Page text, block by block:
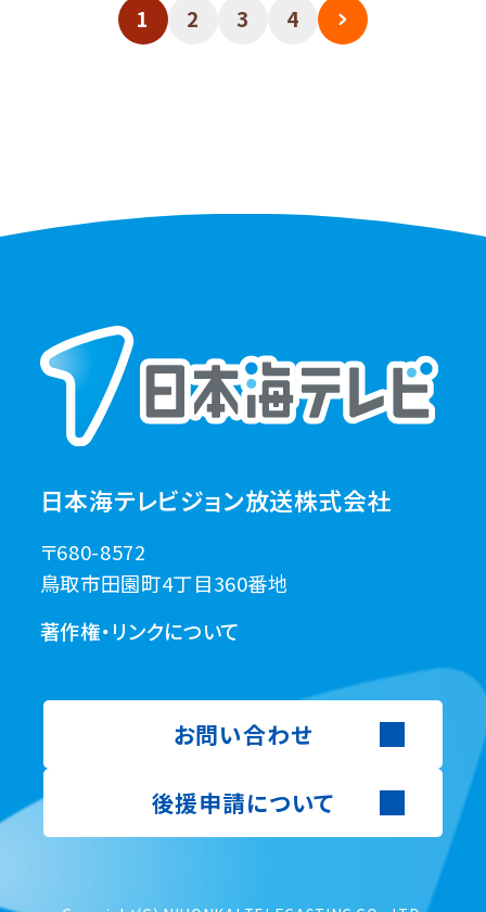
1 2 3 4
日本海テレビジョン放送株式会社
〒680-8572
鳥取市田園町4丁目360番地
著作権・リンクについて
お問い合わせ
後援申請について